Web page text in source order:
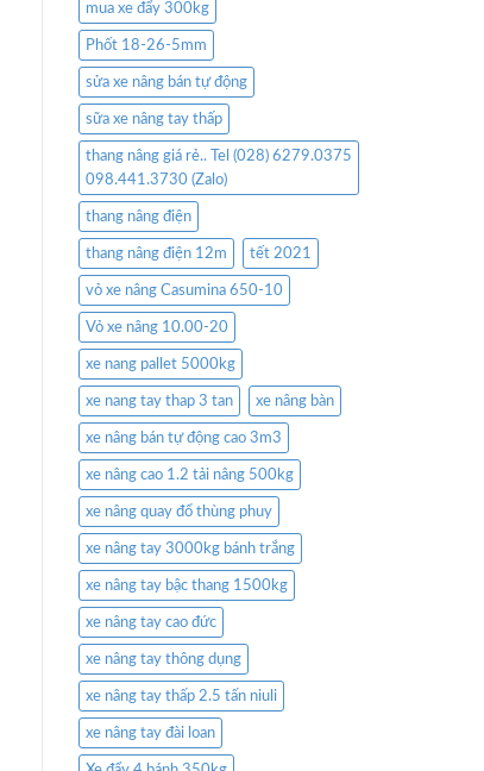
mua xe đẩy 300kg
Phốt 18-26-5mm
sửa xe nâng bán tự động
sữa xe nâng tay thấp
thang nâng giá rẻ.. Tel (028) 6279.0375
098.441.3730 (Zalo)
thang nâng điện
thang nâng điện 12m tết 2021
vỏ xe nâng Casumina 650-10
Vỏ xe nâng 10.00-20
xe nang pallet 5000kg
xe nang tay thap 3 tan xe nâng bàn
xe nâng bán tự động cao 3m3
xe nâng cao 1.2 tải nâng 500kg
xe nâng quay đổ thùng phuy
xe nâng tay 3000kg bánh trắng
xe nâng tay bậc thang 1500kg
xe nâng tay cao đức
xe nâng tay thông dụng
xe nâng tay thấp 2.5 tấn niuli
xe nâng tay đài loan